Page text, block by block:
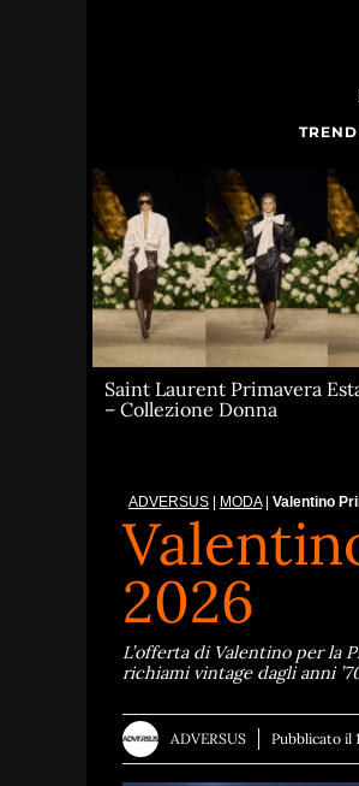
Saint Laurent Primavera
– Collezione Donna
ADVERSUS MODA| Valentino
2026
L’offerta di Valentino per la
richiami vintage dagli anni
ADVERSUS Pubblicato il